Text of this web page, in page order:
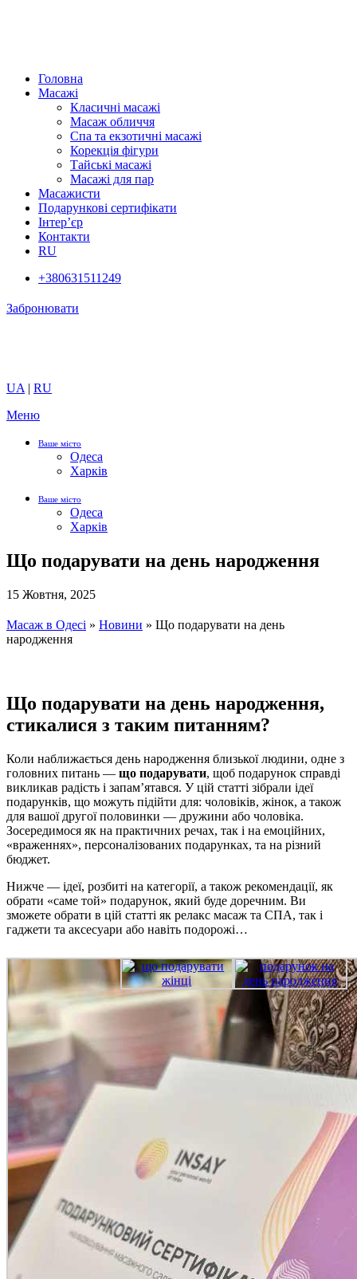
Головна
Масажі
Класичні масажі
Масаж обличчя
Спа та екзотичні масажі
Корекція фігури
Тайські масажі
Масажі для пар
Масажисти
Подарункові сертифікати
Інтер’єр
Контакти
RU
+380631511249
Забронювати
UA | RU
Меню
Ваше місто
Одеса
Харків
Ваше місто
Одеса
Харків
Що подарувати на день народження
15 Жовтня, 2025
Масаж в Одесі » Новини » Що подарувати на день
народження
Що подарувати на день народження,
стикалися з таким питанням?
Коли наближається день народження близької людини, одне з
головних питань — що подарувати, щоб подарунок справді
викликав радість і запам’ятався. У цій статті зібрали ідеї
подарунків, що можуть підійти для: чоловіків, жінок, а також
для вашої другої половинки — дружини або чоловіка.
Зосередимося як на практичних речах, так і на емоційних,
«враженнях», персоналізованих подарунках, та на різний
бюджет.
Нижче — ідеї, розбиті на категорії, а також рекомендації, як
обрати «саме той» подарунок, який буде доречним. Ви
зможете обрати в цій статті як релакс масаж та СПА, так і
гаджети та аксесуари або навіть подорожі…